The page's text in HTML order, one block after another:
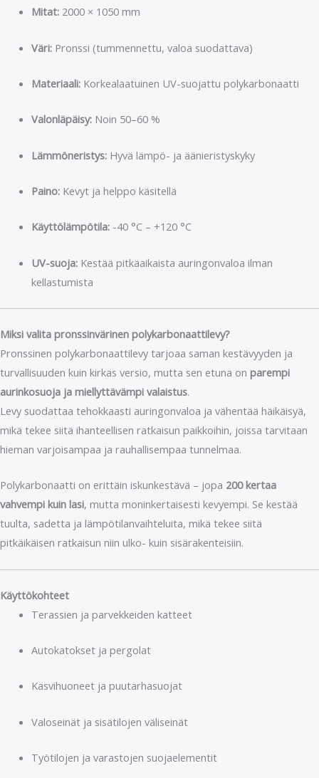
Mitat:2000 × 1050 mm
Väri:Pronssi (tummennettu, valoa suodattava)
Materiaali:Korkealaatuinen UV-suojattu polykarbonaatti
Valonläpäisy:Noin 50–60 %
Lämmöneristys:Hyvä lämpö- ja äänieristyskyky
Paino:Kevyt ja helppo käsitellä
Käyttölämpötila:-40 °C – +120 °C
UV-suoja:Kestää pitkäaikaista auringonvaloa ilman
kellastumista
Miksi valita pronssinvärinen polykarbonaattilevy?
Pronssinen polykarbonaattilevy tarjoaa saman kestävyyden ja
turvallisuuden kuin kirkas versio, mutta sen etuna on parempi
aurinkosuoja ja miellyttävämpi valaistus.
Levy suodattaa tehokkaasti auringonvaloa ja vähentää häikäisyä,
mikä tekee siitä ihanteellisen ratkaisun paikkoihin, joissa tarvitaan
hieman varjoisampaa ja rauhallisempaa tunnelmaa.
Polykarbonaatti on erittäin iskunkestävä – jopa 200 kertaa
vahvempi kuin lasi, mutta moninkertaisesti kevyempi. Se kestää
tuulta, sadetta ja lämpötilanvaihteluita, mikä tekee siitä
pitkäikäisen ratkaisun niin ulko- kuin sisärakenteisiin.
Käyttökohteet
Terassien ja parvekkeiden katteet
Autokatokset ja pergolat
Kasvihuoneet ja puutarhasuojat
Valoseinät ja sisätilojen väliseinät
Työtilojen ja varastojen suojaelementit